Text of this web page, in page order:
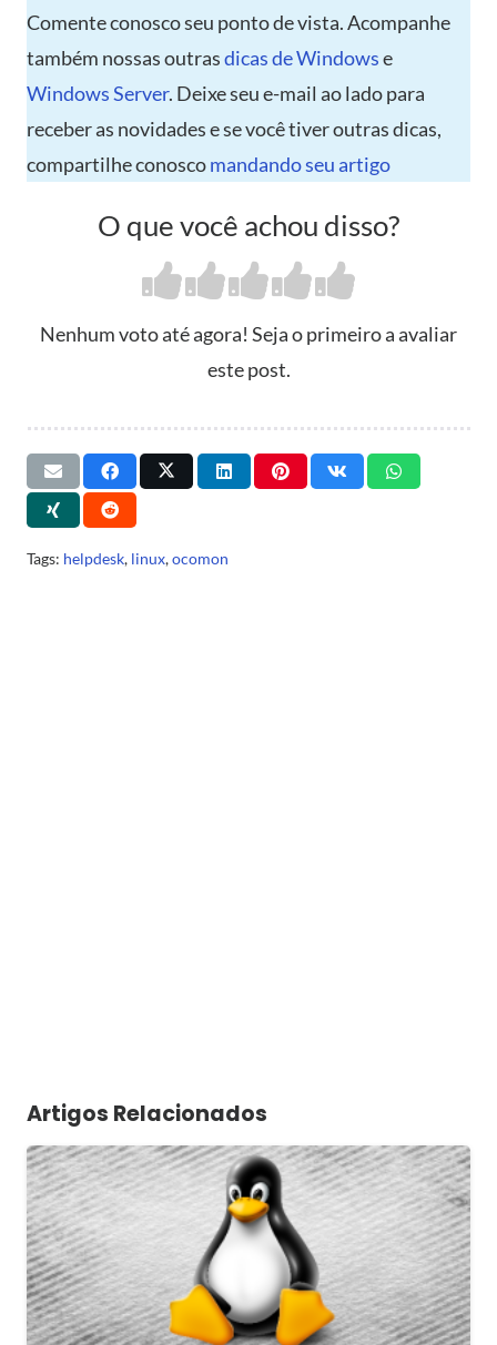
Comente conosco seu ponto de vista. Acompanhe
também nossas outrasdicas de Windowse
Windows Server. Deixe seu e-mail ao lado para
receber as novidades e se você tiver outras dicas,
compartilhe conoscomandando seu artigo
O que você achou disso?
Nenhum voto até agora! Seja o primeiro a avaliar
este post.
Tags: helpdesk, linux,ocomon
Artigos Relacionados